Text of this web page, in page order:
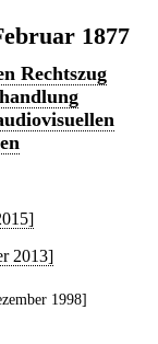
1877
Rechtszug
2013]
1998]